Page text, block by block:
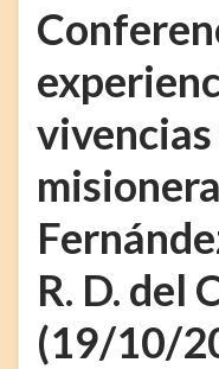
vivencias
R. D. del
(19/10/